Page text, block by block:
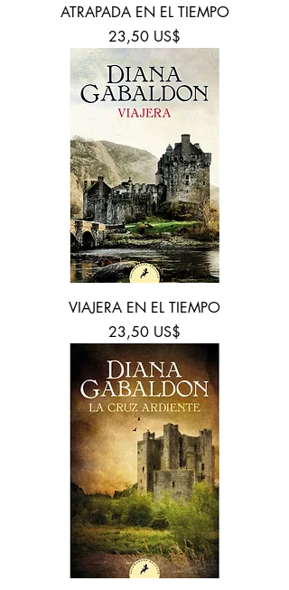
ATRAPADA EN EL TIEMPO
Precio
23,50 US$
VIAJERA EN EL TIEMPO
Precio
23,50 US$